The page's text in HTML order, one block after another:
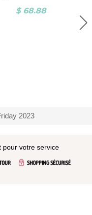
$ 68.88
2023
pour votre service